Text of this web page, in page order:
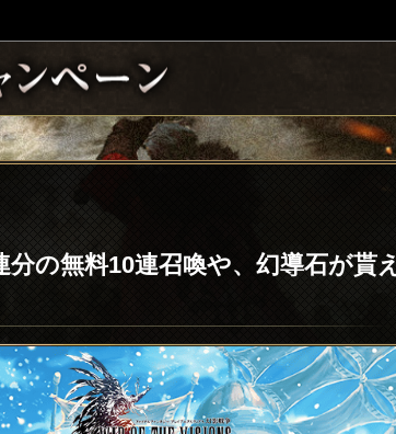
の無料10連召喚や、幻導石が貰え